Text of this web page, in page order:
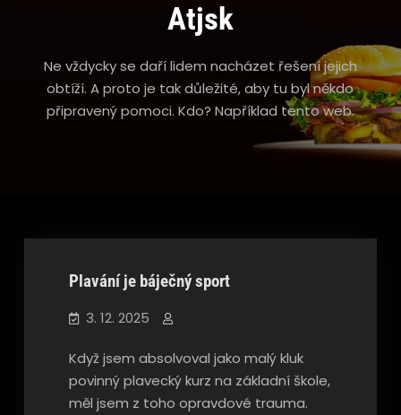
Atjsk
Ne vždycky se daří lidem nacházet řešení jejich
obtíží. A proto je tak důležité, aby tu byl někdo
připravený pomoci. Kdo? Například tento web.
Plavání je báječný sport
3. 12. 2025
Když jsem absolvoval jako malý kluk
povinný plavecký kurz na základní škole,
měl jsem z toho opravdové trauma.